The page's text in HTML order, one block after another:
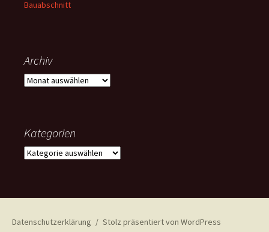
Bauabschnitt
Archiv
Archiv
Kategorien
Kategorien
Datenschutzerklärung Stolz präsentiert von WordPress